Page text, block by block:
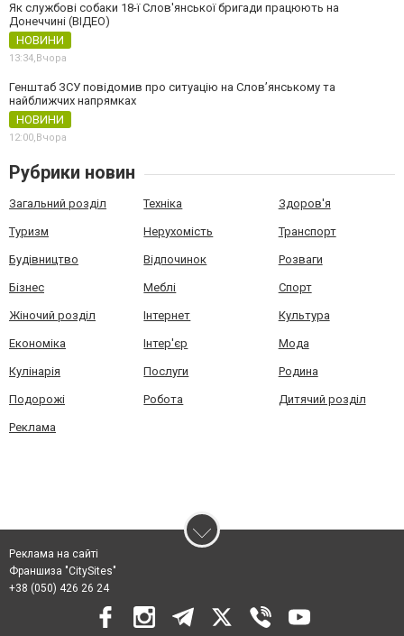
Як службові собаки 18-ї Слов'янської бригади працюють на
Донеччині (ВІДЕО)
НОВИНИ
13:34, Вчора
Генштаб ЗСУ повідомив про ситуацію на Слов’янському та
найближчих напрямках
НОВИНИ
12:00, Вчора
Рубрики новин
Загальний розділ Техніка Здоров'я
Туризм Нерухомість Транспорт
Будівництво Відпочинок Розваги
Бізнес Меблі Спорт
Жіночий розділ Інтернет Культура
Економіка Інтер'єр Мода
Кулінарія Послуги Родина
Подорожі Робота Дитячий розділ
Реклама
Реклама на сайті
Франшиза "CitySites"
+38 (050) 426 26 24